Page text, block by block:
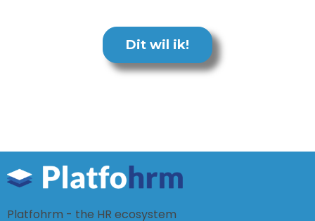
Dit wil ik!
Platfohrm - the HR ecosystem